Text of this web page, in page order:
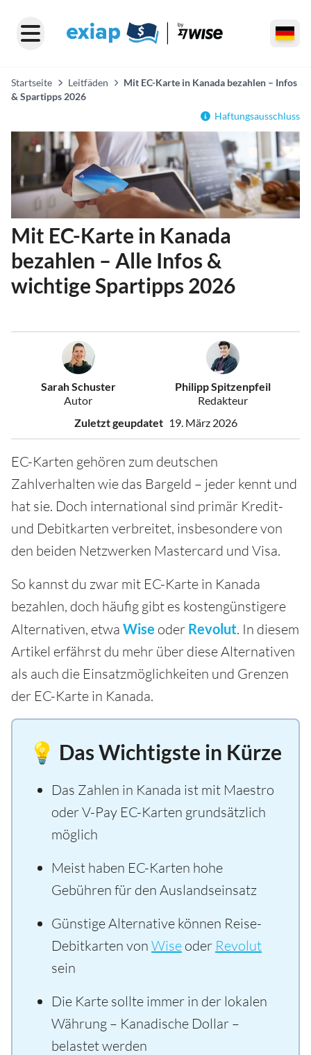
Startseite Leitfäden
Mit EC-Karte in Kanada bezahlen – Infos
& Spartipps 2026
Haftungsausschluss
Mit EC-Karte in Kanada
bezahlen – Alle Infos &
wichtige Spartipps 2026
Sarah Schuster
Autor
Philipp Spitzenpfeil
Redakteur
Zuletzt geupdatet 19. März 2026
EC-Karten gehören zum deutschen
Zahlverhalten wie das Bargeld – jeder kennt und
hat sie. Doch international sind primär Kredit-
und Debitkarten verbreitet, insbesondere von
den beiden Netzwerken Mastercard und Visa.
So kannst du zwar mit EC-Karte in Kanada
bezahlen, doch häufig gibt es kostengünstigere
Alternativen, etwa Wise oder Revolut. In diesem
Artikel erfährst du mehr über diese Alternativen
als auch die Einsatzmöglichkeiten und Grenzen
der EC-Karte in Kanada.
💡 Das Wichtigste in Kürze
Das Zahlen in Kanada ist mit Maestro
oder V-Pay EC-Karten grundsätzlich
möglich
Meist haben EC-Karten hohe
Gebühren für den Auslandseinsatz
Günstige Alternative können Reise-
Debitkarten von Wise oder Revolut
sein
Die Karte sollte immer in der lokalen
Währung – Kanadische Dollar –
belastet werden